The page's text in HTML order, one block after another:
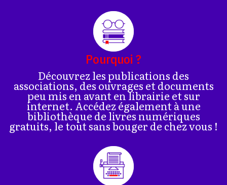
Pourquoi ?
Découvrez les publications des
associations, des ouvrages et documents
peu mis en avant en librairie et sur
internet. Accédez également à une
bibliothèque de livres numériques
gratuits, le tout sans bouger de chez vous !